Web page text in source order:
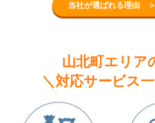
当社が選ばれる理由 ＞
山北町エリア
＼対応サービス